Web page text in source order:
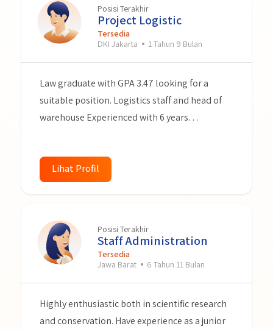
Posisi Terakhir
Project Logistic
Tersedia
DKI Jakarta
1 Tahun 9 Bulan
Law graduate with GPA 3.47 looking for a
suitable position. Logistics staff and head of
warehouse Experienced with 6 years
providing effective solutions to problems
related to logistics, warehouse and inventory.
next team.
Lihat Profil
Posisi Terakhir
Staff Administration
Tersedia
Jawa Barat
6 Tahun 11 Bulan
Highly enthusiastic both in scientific research
and conservation. Have experience as a junior